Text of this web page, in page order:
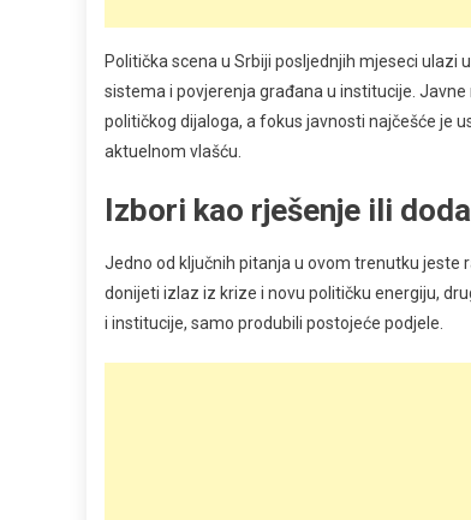
Politička scena u Srbiji posljednjih mjeseci
sistema i povjerenja građana u institucije.
političkog dijaloga, a fokus javnosti najčešće je
aktuelnom vlašću.
Izbori kao rješenje ili
Jedno od ključnih pitanja u ovom trenutku jeste
donijeti izlaz iz krize i novu političku energiju,
i institucije, samo produbili postojeće podjele.